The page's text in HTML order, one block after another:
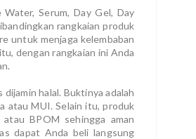
Serum, Day Gel, Day
rangkaian produk
untuk menjaga kelembaban
dengan rangkaian ini Anda
halal. Buktinya adalah
atau MUI. Selain itu, produk
BPOM sehingga aman
dapat Anda beli langsung